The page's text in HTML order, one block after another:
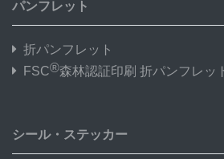
パンフレット
折パンフレット
FSC®森林認証印刷 折パンフレッ
シール・ステッカー